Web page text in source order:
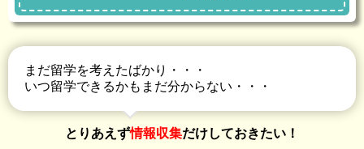
まだ留学を考えたばかり・・・
いつ留学できるかもまだ分からない・・・
とりあえず情報収集だけしておきたい！